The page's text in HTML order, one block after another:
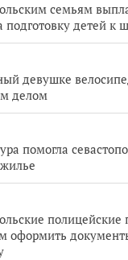
семьям
подготовку детей к
девушке
делом
помогла
полицейские
оформить